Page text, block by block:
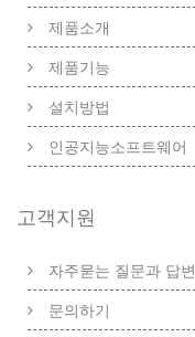
제품소개
제품기능
설치방법
인공지능소프트웨어
고객지원
자주묻는 질문과 답변
문의하기